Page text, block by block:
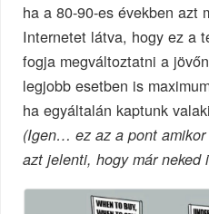
ha a 80-90-es években azt
Internetet látva, hogy ez a
fogja megváltoztatni a
legjobb esetben is
ha egyáltalán kaptunk
(Igen… ez az a pont
azt jelenti, hogy már